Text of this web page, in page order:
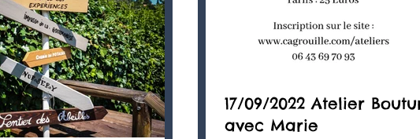
17/09/2022 Atelier
avec Marie